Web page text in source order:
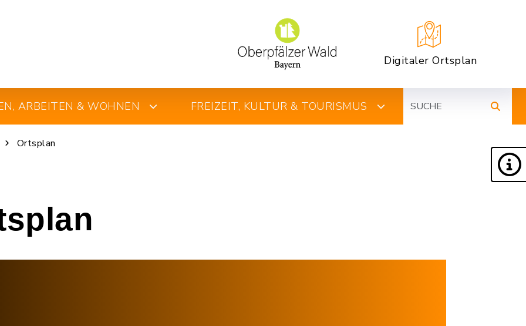
Digitaler Ortsplan
ARBEITEN & WOHNEN FREIZEIT, KULTUR & TOURISMUS
Ortsplan